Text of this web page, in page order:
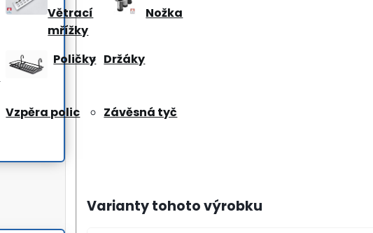
Větrací
mřížky
Nožka
Poličky Držáky
Vzpěra polic
Závěsná tyč
Varianty tohoto výrobku